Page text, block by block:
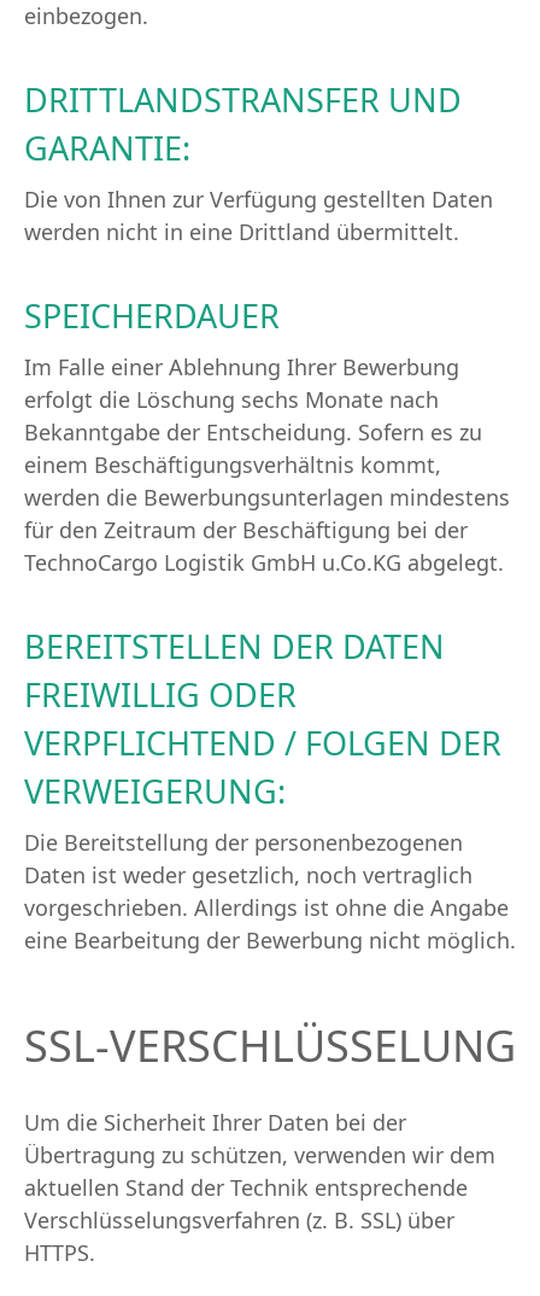
einbezogen.
DRITTLANDSTRANSFER UND
GARANTIE:
Die von Ihnen zur Verfügung gestellten Daten
werden nicht in eine Drittland übermittelt.
SPEICHERDAUER
Im Falle einer Ablehnung Ihrer Bewerbung
erfolgt die Löschung sechs Monate nach
Bekanntgabe der Entscheidung. Sofern es zu
einem Beschäftigungsverhältnis kommt,
werden die Bewerbungsunterlagen mindestens
für den Zeitraum der Beschäftigung bei der
TechnoCargo Logistik GmbH u.Co.KG abgelegt.
BEREITSTELLEN DER DATEN
FREIWILLIG ODER
VERPFLICHTEND / FOLGEN DER
VERWEIGERUNG:
Die Bereitstellung der personenbezogenen
Daten ist weder gesetzlich, noch vertraglich
vorgeschrieben. Allerdings ist ohne die Angabe
eine Bearbeitung der Bewerbung nicht möglich.
SSL-VERSCHLÜSSELUNG
Um die Sicherheit Ihrer Daten bei der
Übertragung zu schützen, verwenden wir dem
aktuellen Stand der Technik entsprechende
Verschlüsselungsverfahren (z. B. SSL) über
HTTPS.